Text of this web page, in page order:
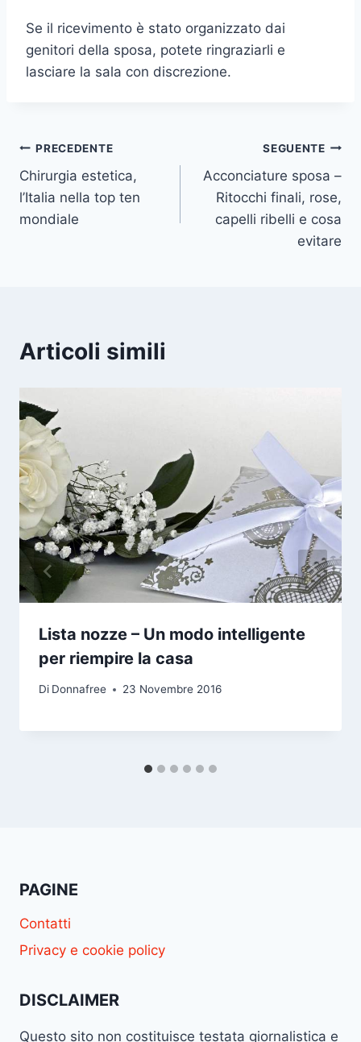
Se il ricevimento è stato organizzato dai
genitori della sposa, potete ringraziarli e
lasciare la sala con discrezione.
Navigazione
articoli
PRECEDENTE
Chirurgia estetica,
l’Italia nella top ten
mondiale
SEGUENTE
Acconciature sposa –
Ritocchi finali, rose,
capelli ribelli e cosa
evitare
Articoli simili
Lista nozze – Un modo intelligente
per riempire la casa
Di Donnafree 23 Novembre 2016
PAGINE
Contatti
Privacy e cookie policy
DISCLAIMER
Questo sito non costituisce testata giornalistica e